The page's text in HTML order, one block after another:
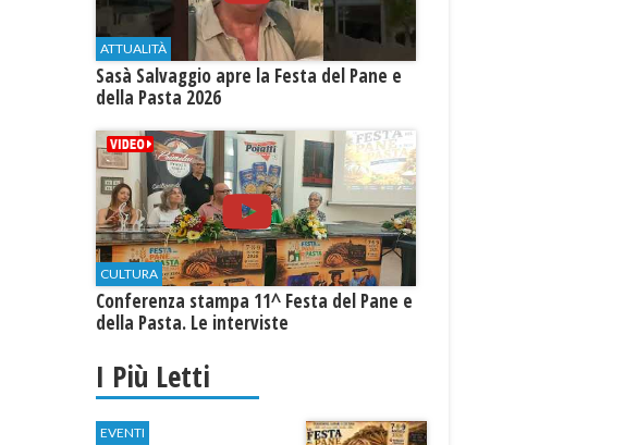
ATTUALITÀ
Sasà Salvaggio apre la Festa del Pane e
della Pasta 2026
CULTURA
Conferenza stampa 11^ Festa del Pane e
della Pasta. Le interviste
I Più Letti
EVENTI